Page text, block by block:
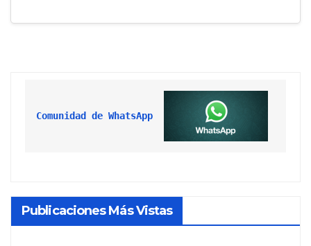
Comunidad de WhatsApp
Publicaciones Más Vistas